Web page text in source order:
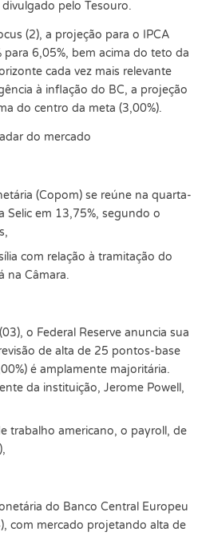
pelo Tesouro.
(2), a projeção para o IPCA
6,05%, bem acima do teto da
cada vez mais relevante
à inflação do BC, a projeção
do centro da meta (3,00%).
do mercado
(Copom) se reúne na quarta-
Selic em 13,75%, segundo o
com relação à tramitação do
na Câmara.
o Federal Reserve anuncia sua
de alta de 25 pontos-base
é amplamente majoritária.
da instituição, Jerome Powell,
trabalho americano, o payroll, de
do Banco Central Europeu
com mercado projetando alta de